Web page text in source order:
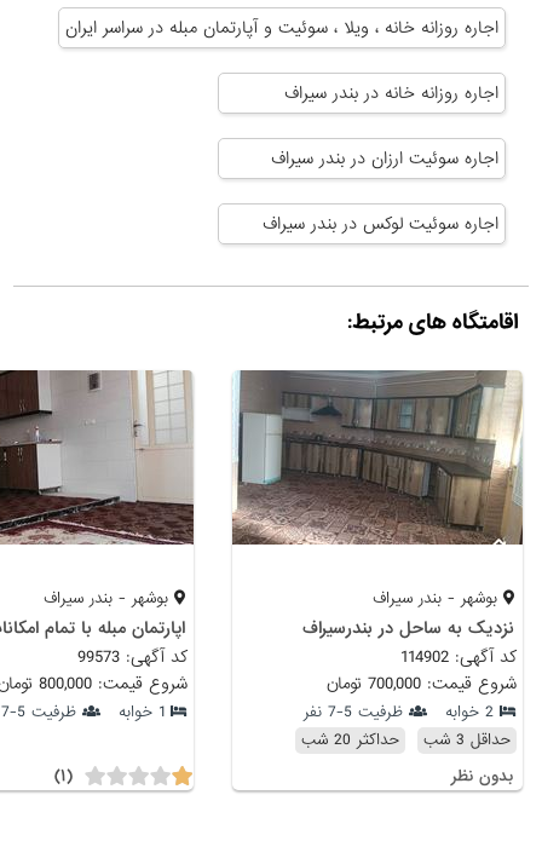
اجاره روزانه خانه ، ویلا ، سوئیت و آپارتمان مبله در سراسر ایران
اجاره روزانه خانه در بندر سیراف
اجاره سوئیت ارزان در بندر سیراف
اجاره سوئیت لوکس در بندر سیراف
اقامتگاه های مرتبط:
بوشهر - بندر سیراف
نزدیک به ساحل در بندرسیراف
کد آگهی: 114902
شروع قیمت: 700,000 تومان
2 خوابه
ظرفیت 5-7 نفر
حداقل 3 شب
حداکثر 20 شب
بدون نظر
بوشهر - بندر سیراف
کد آگهی: 99573
شروع قیمت: 800,000 تومان
1 خوابه ظرفیت 5-7 نفر
(۱)